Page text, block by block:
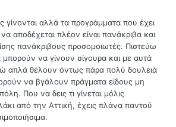
γίνονται αλλά τα προγράμματα που έχει
αποδέχεται πλέον είναι πανάκριβα και
πανάκριβους προσομοιωτές. Πιστεύω
να γίνουν σίγουρα και με αυτά
απλά θέλουν όντως πάρα πολύ δουλειά
να βγάλουν πράγματα είδους μη
Που να δεις τι γίνεται μόλις
από την Αττική, έχεις πλάνα παντού